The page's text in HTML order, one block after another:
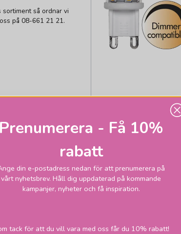
så ordnar vi
på 08-661 21 21.
STAR TRADING
Stiftlampa G9 827
4,7W dim
Prenumerera - Få 10%
rabatt
din e-postadress nedan för att prenumerera på
vårt nyhetsbrev. Håll dig uppdaterad på kommande
kampanjer, nyheter och få inspiration.
tack för att du vill vara med oss får du 10% rabatt!